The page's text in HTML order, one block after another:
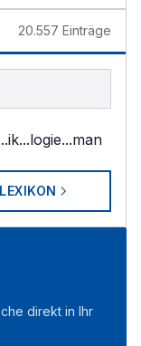
20.557 Einträge
...logie...man
direkt in Ihr